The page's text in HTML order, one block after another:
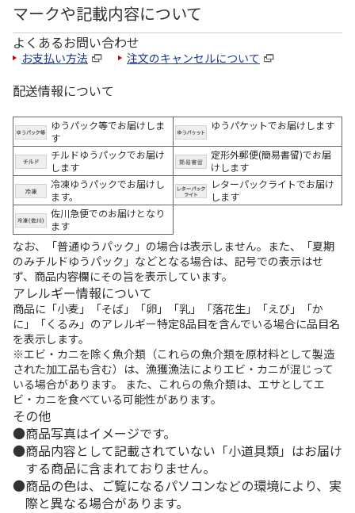
マークや記載内容について
よくあるお問い合わせ
お支払い方法 注文のキャンセルについて
配送情報について
ゆうパック等でお届けしま
す
ゆうパケットでお届けします
チルドゆうパックでお届け
します
定形外郵便(簡易書留)でお届
けします
冷凍ゆうパックでお届けし
ます。
レターパックライトでお届け
します
佐川急便でのお届けとなり
ます
なお、「普通ゆうパック」の場合は表示しません。また、「夏期
のみチルドゆうパック」などとなる場合は、記号での表示はせ
ず、商品内容欄にその旨を表示しています。
アレルギー情報について
商品に「小麦」「そば」「卵」「乳」「落花生」「えび」「か
に」「くるみ」のアレルギー特定8品目を含んでいる場合に品目名
を表示します。
※エビ・カニを除く魚介類（これらの魚介類を原材料として製造
された加工品も含む）は、漁獲漁法によりエビ・カニが混じって
いる場合があります。 また、これらの魚介類は、エサとしてエ
ビ・カニを食べている可能性があります。
その他
商品写真はイメージです。
商品内容として記載されていない「小道具類」はお届け
する商品に含まれておりません。
商品の色は、ご覧になるパソコンなどの環境により、実
際と異なる場合があります。